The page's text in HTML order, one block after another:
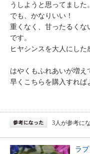
うしようと思ってました。
でも、かなりいい！
重くなく、甘ったるくな
です。
ヒヤシンスを大人にし
はやくもふれあいが増え
早くこちらを購入すれば
3人が参考に
ラ